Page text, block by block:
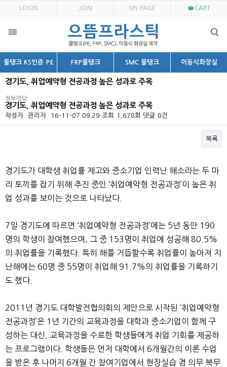
LOGIN JOIN MY PAGE CART
물탱크 KS인증 PE FRP물탱크 SMC 물탱크 이동식화장실
경기도, 취업예약형 전공과정 높은 성과로 주목
정보마당
경기도, 취업예약형 전공과정 높은 성과로 주목
작성자 관리자 16-11-07 09:29 조회 1,678회 댓글 0건
목록
경기도가 대학생 취업률 제고와 중소기업 인력난 해소라는 두 마
리 토끼를 잡기 위해 추진 중인 ‘취업예약형 전공과정’이 높은 취
업 성과를 보이는 것으로 나타났다.
7일 경기도에 따르면 ‘취업예약형 전공과정’에는 5년 동안 190
명의 학생이 참여했으며, 그 중 153명이 취업에 성공해 80.5%
의 취업률을 기록했다. 특히 해를 거듭할수록 취업률이 높아져 지
난해에는 60명 중 55명이 취업해 91.7%의 취업률을 기록하기
도 했다.
2011년 경기도 대학발전협의회의 제안으로 시작된 ‘취업예약형
전공과정’은 1년 기간의 교육과정을 대학과 중소기업이 함께 구
성하는 대신, 교육과정을 수료한 학생들에게 취업 기회를 제공하
는 프로그램이다. 학생들은 먼저 대학에서 6개월간의 이론 수업
을 받은 후 나머지 6개월 간 참여기업에서 현장실습 겸 의무 복무